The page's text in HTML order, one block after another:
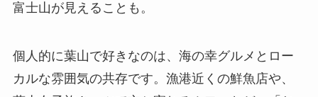
富士山が見えることも。
個人的に葉山で好きなのは、海の幸グルメとロー
カルな雰囲気の共存です。漁港近くの鮮魚店や、